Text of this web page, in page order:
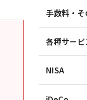
手数料・
各種サービ
NISA